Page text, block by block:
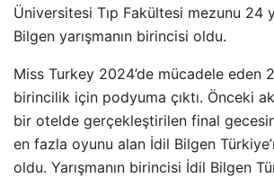
Üniversitesi Tıp Fakültesi mezunu 24
Bilgen yarışmanın birincisi oldu.
Miss Turkey 2024’de mücadele eden
birincilik için podyuma çıktı. Önceki
bir otelde gerçekleştirilen final
en fazla oyunu alan İdil Bilgen
oldu. Yarışmanın birincisi İdil Bilgen